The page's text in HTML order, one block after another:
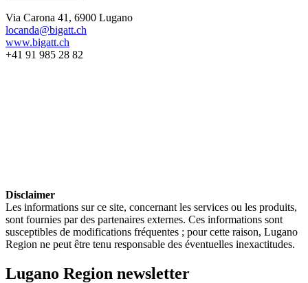
Via Carona 41, 6900 Lugano
locanda@bigatt.ch
www.bigatt.ch
+41 91 985 28 82
Disclaimer
Les informations sur ce site, concernant les services ou les produits,
sont fournies par des partenaires externes. Ces informations sont
susceptibles de modifications fréquentes ; pour cette raison, Lugano
Region ne peut être tenu responsable des éventuelles inexactitudes.
Lugano Region newsletter